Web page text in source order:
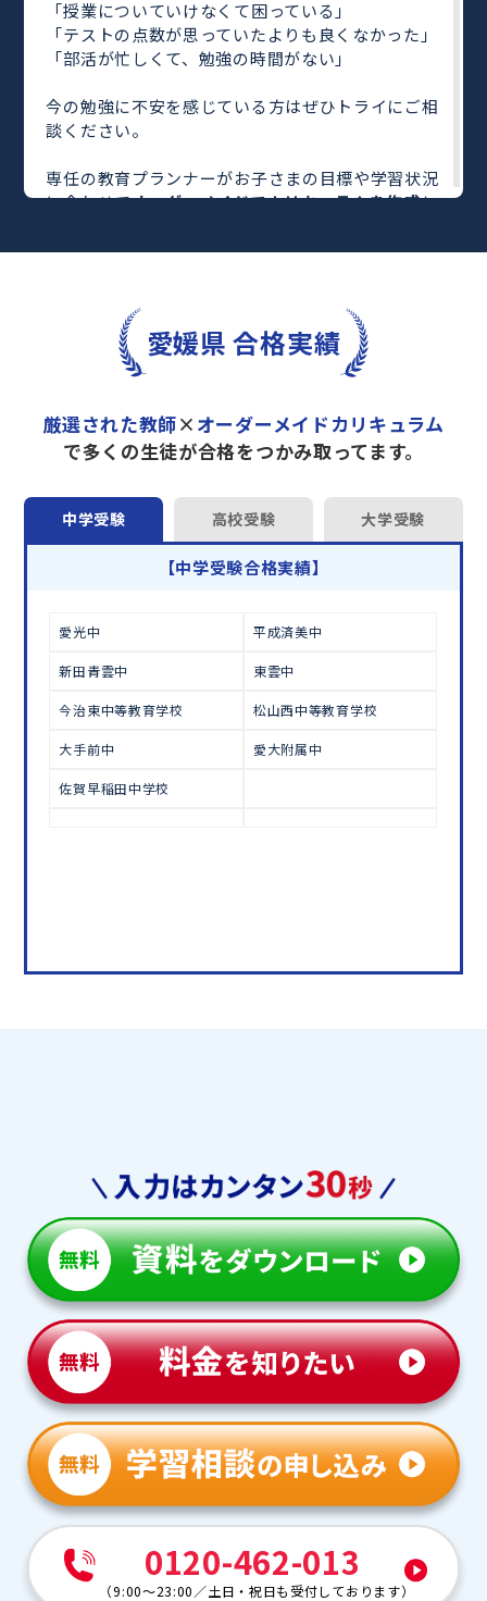
「授業についていけなくて困っている」
「テストの点数が思っていたよりも良くなかった」
「部活が忙しくて、勉強の時間がない」
今の勉強に不安を感じている方はぜひトライにご相
談ください。
専任の教育プランナーがお子さまの目標や学習状況
に合わせてオーダーメイドでカリキュラムを作成し
完全マンツーマンで自分に合った教師がわかるまで
さらに、単元別の学習の理解度がわかる「AI学習診
や授業内容や授業以外の勉強をナビゲートする
「DAILY TRY」
など、豊富な学習コンテンツが
トライで一緒に“自己最高得点”を目指しません
か？
オンラインでの学習面談も承っております。
学習相談のお申し込みはこちら
愛媛県 合格実績
厳選された教師× オーダーメイドカリキュラム
で多くの生徒が合格をつかみ取ってます。
中学受験 高校受験 大学受験
【中学受験合格実績】
愛光中 平成済美中
新田青雲中 東雲中
今治東中等教育学校 松山西中等教育学校
大手前中 愛大附属中
佐賀早稲田中学校
0120-462-013
（9:00～23:00 ／土日・祝日も受付しております）